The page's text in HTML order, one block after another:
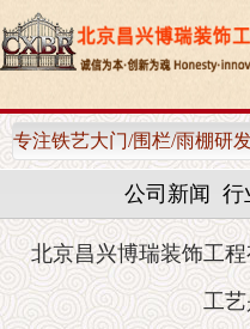
专注铁艺大门/围栏/雨棚研
公司新闻 行
北京昌兴博瑞装饰工
工艺